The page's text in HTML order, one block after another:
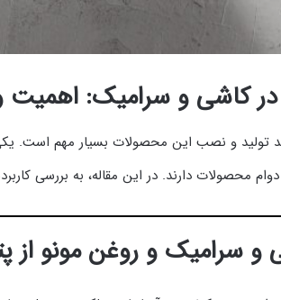
کاشی و سرامیک: اهمیت و
تولید و نصب این محصولات بسیار مهم است.
محصولات دارند. در این مقاله، به بررسی
و روغن مونو از